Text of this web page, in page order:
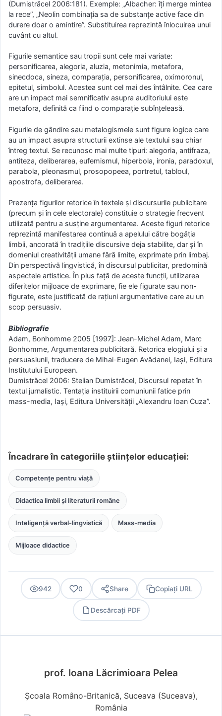
(Dumistrăcel 2006:181). Exemple: „Albacher: îți merge mintea
la rece”, „Neolin combinația sa de substanțe active face din
durere doar o amintire”. Substituirea reprezintă înlocuirea unui
cuvânt cu altul.
Figurile semantice sau tropii sunt cele mai variate:
personificarea, alegoria, aluzia, metonimia, metafora,
sinecdoca, sineza, comparația, personificarea, oximoronul,
epitetul, simbolul. Acestea sunt cel mai des întâlnite. Cea care
are un impact mai semnificativ asupra auditoriului este
metafora, definită ca fiind o comparație subînțeleasă.
Figurile de gândire sau metalogismele sunt figure logice care
au un impact asupra structurii extinse ale textului sau chiar
întreg textul. Se recunosc mai multe tipuri: alegoria, antifraza,
antiteza, deliberarea, eufemismul, hiperbola, ironia, paradoxul,
parabola, pleonasmul, prosopopeea, portretul, tabloul,
apostrofa, deliberarea.
Prezența figurilor retorice în textele și discursurile publicitare
(precum și în cele electorale) constituie o strategie frecvent
utilizată pentru a susține argumentarea. Aceste figuri retorice
reprezintă manifestarea continuă a apelului către bogăția
limbii, ancorată în tradițiile discursive deja stabilite, dar și în
domeniul creativității umane fără limite, exprimate prin limbaj.
Din perspectivă lingvistică, în discursul publicitar, predomină
aspectele artistice. În plus față de aceste funcții, utilizarea
diferitelor mijloace de exprimare, fie ele figurate sau non-
figurate, este justificată de rațiuni argumentative care au un
scop persuasiv.
Bibliografie
Adam, Bonhomme 2005 [1997]: Jean-Michel Adam, Marc
Bonhomme, Argumentarea publicitară. Retorica elogiului și a
persuasiunii, traducere de Mihai-Eugen Avădanei, Iași, Editura
Institutului European.
Dumistrăcel 2006: Stelian Dumistrăcel, Discursul repetat în
textul jurnalistic. Tentația instituirii comuniunii fatice prin
mass-media, Iași, Editura Universității „Alexandru Ioan Cuza”.
Încadrare în categoriile științelor educației:
Competențe pentru viață
Didactica limbii și literaturii române
Inteligență verbal-lingvistică Mass-media
Mijloace didactice
942 0 Share Copiați URL
Descărcați PDF
prof. Ioana Lăcrimioara Pelea
Școala Româno-Britanică, Suceava (Suceava),
România